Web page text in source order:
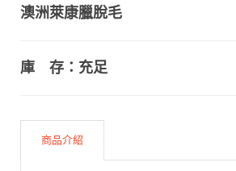
澳洲萊康臘脫毛
庫 存：充足
商品介紹